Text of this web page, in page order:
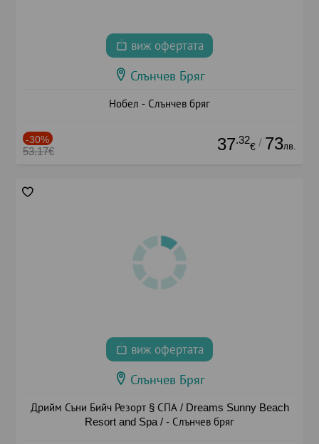
виж офертата
Слънчев Бряг
Нобел - Слънчев бряг
-30%
53.17€ 37.32
€ / 73лв.
виж офертата
Слънчев Бряг
Дрийм Съни Бийч Резорт § СПА / Dreams Sunny Beach
Resort and Spa / - Слънчев бряг